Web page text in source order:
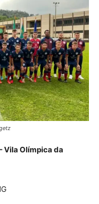
Vila Olímpica da